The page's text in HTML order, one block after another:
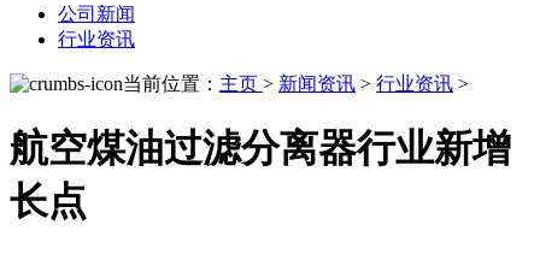
公司新闻
行业资讯
当前位置： 主页 > 新闻资讯 > 行业资讯 >
航空煤油过滤分离器行业新增
长点